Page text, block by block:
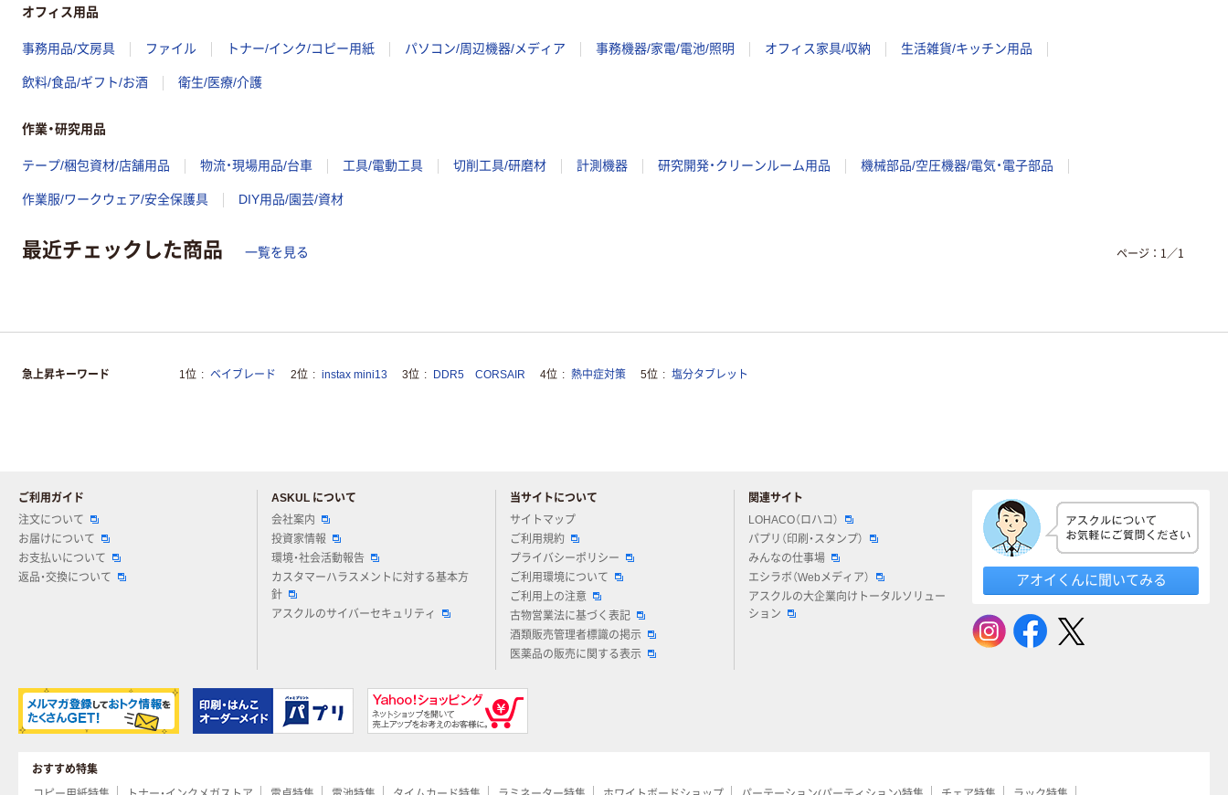
オフィス用品
事務用品/文房具 ファイル トナー/インク/コピー用紙 パソコン/周辺機器/メディア 事務機器/家電/電池/照明 オフィス家具/収納 生活雑貨/キッチン用品
飲料/食品/ギフト/お酒 衛生/医療/介護
作業・研究用品
テープ/梱包資材/店舗用品 物流・現場用品/台車 工具/電動工具 切削工具/研磨材 計測機器 研究開発・クリーンルーム用品 機械部品/空圧機器/電気・電子部品
作業服/ワークウェア/安全保護具 DIY用品/園芸/資材
最近チェックした商品 一覧を見る ページ： 1 ／1
急上昇キーワード 1位 ベイブレード 2位 instax mini13 3位 DDR5 CORSAIR 4位 熱中症対策 5位 塩分タブレット
ご利用ガイド
注文について
お届けについて
お支払いについて
返品・交換について
ASKUL について
会社案内
投資家情報
環境・社会活動報告
カスタマーハラスメントに対する基本方
針
アスクルのサイバーセキュリティ
当サイトについて
サイトマップ
ご利用規約
プライバシーポリシー
ご利用環境について
ご利用上の注意
古物営業法に基づく表記
酒類販売管理者標識の掲示
医薬品の販売に関する表示
関連サイト
LOHACO（ロハコ）
パプリ（印刷・スタンプ）
みんなの仕事場
エシラボ（Webメディア）
アスクルの大企業向けトータルソリュー
ション
アスクルについてお気軽にご質問ください
アオイくんに聞いてみる
おすすめ特集